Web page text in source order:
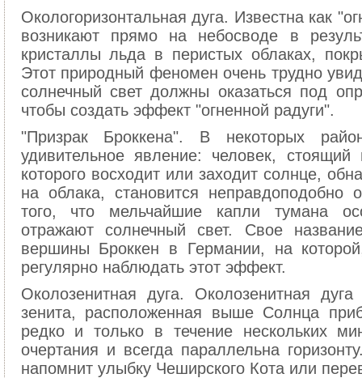
Окологоризонтальная дуга. Известна как
возникают прямо на небосводе в
кристаллы льда в перистых облаках,
Этот природный феномен очень трудно
солнечный свет должны оказаться под
чтобы создать эффект "огненной радуги".
"Призрак Броккена". В некоторых
удивительное явление: человек,
которого восходит или заходит солнце,
на облака, становится неправдоподобно
того, что мельчайшие капли тумана
отражают солнечный свет. Свое
вершины Броккен в Германии, на
регулярно наблюдать этот эффект.
Околозенитная дуга. Околозенитная
зенита, расположенная выше Солнца
редко и только в течение нескольких
очертания и всегда параллельна
напомнит улыбку Чеширского Кота или